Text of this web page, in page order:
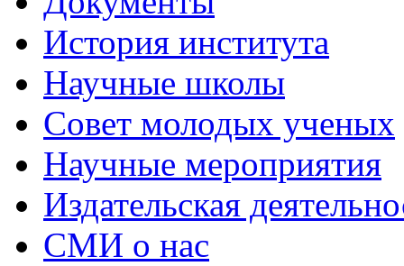
История института
Научные школы
Совет молодых ученых
Научные мероприятия
Издательская
СМИ о нас